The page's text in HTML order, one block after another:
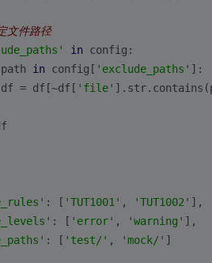
文件路径
in config:
path in config[ 'exclude_paths' ]:
= df[~df[
'file' ]. str
: [ 'TUT1001' , 'TUT1002' ],
: [ 'error' , 'warning' ],
: [ 'test/' , 'mock/' ]